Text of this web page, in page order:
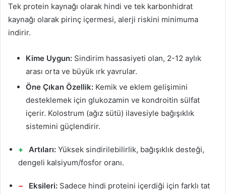
Tek protein kaynağı olarak hindi ve tek karbonhidrat
kaynağı olarak pirinç içermesi, alerji riskini minimuma
indirir.
Kime Uygun: Sindirim hassasiyeti olan, 2-12 aylık
arası orta ve büyük ırk yavrular.
Öne Çıkan Özellik: Kemik ve eklem gelişimini
desteklemek için glukozamin ve kondroitin sülfat
içerir. Kolostrum (ağız sütü) ilavesiyle bağışıklık
sistemini güçlendirir.
Artıları: Yüksek sindirilebilirlik, bağışıklık desteği,
dengeli kalsiyum/fosfor oranı.
Eksileri: Sadece hindi proteini içerdiği için farklı tat